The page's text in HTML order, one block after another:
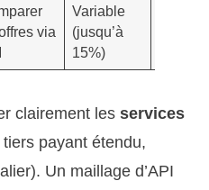
via
Variable
(jusqu’à
15%)
clairement les services
payant étendu,
Un maillage d’API